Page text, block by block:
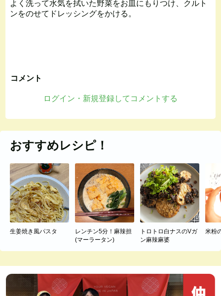
よく洗って水気を拭いた野菜をお皿にもりつけ、クルト
ンをのせてドレッシングをかける。
コメント
ログイン・新規登録してコメントする
おすすめレシピ！
生姜焼き風パスタ
レンチン5分！麻辣担
(マーラータン)
トロトロ白ナスのVガ
ン麻辣麻婆
米粉